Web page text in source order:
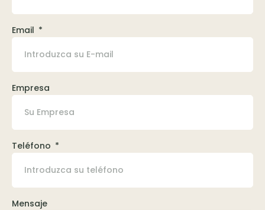
Email
Empresa
Teléfono
Mensaje